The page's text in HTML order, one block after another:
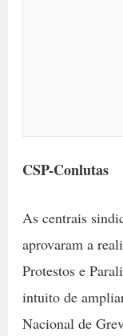
CSP-Conlutas
As centrais
aprovaram a
Protestos e
intuito de
Nacional de